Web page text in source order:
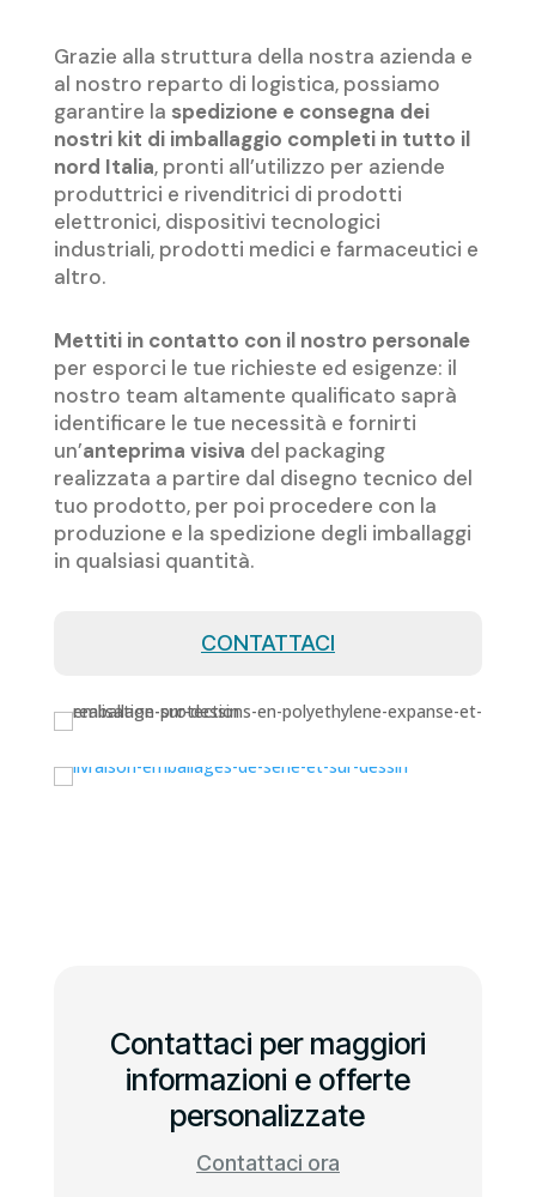
Grazie alla struttura della nostra azienda e
al nostro reparto di logistica, possiamo
garantire la spedizione e consegna dei
nostri kit di imballaggio completi in tutto il
nord Italia, pronti all’utilizzo per aziende
produttrici e rivenditrici di prodotti
elettronici, dispositivi tecnologici
industriali, prodotti medici e farmaceutici e
altro.
Mettiti in contatto con il nostro personale
per esporci le tue richieste ed esigenze: il
nostro team altamente qualificato saprà
identificare le tue necessità e fornirti
un’anteprima visiva del packaging
realizzata a partire dal disegno tecnico del
tuo prodotto, per poi procedere con la
produzione e la spedizione degli imballaggi
in qualsiasi quantità.
CONTATTACI
Contattaci per maggiori
informazioni e offerte
personalizzate
Contattaci ora